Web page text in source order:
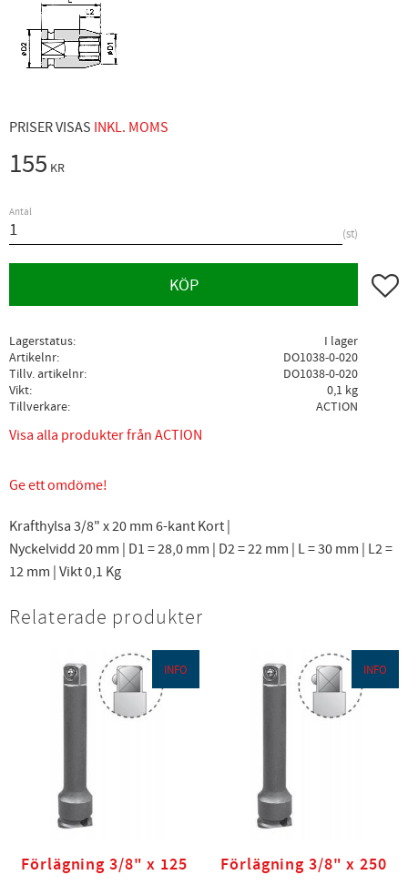
PRISER VISAS INKL. MOMS
155 KR
Antal
st
KÖP Lägg
Lagerstatus
I lager
Artikelnr
DO1038-0-020
Tillv. artikelnr
DO1038-0-020
Vikt
0,1 kg
Tillverkare
ACTION
Visa alla produkter från ACTION
Ge ett omdöme!
Krafthylsa 3/8" x 20 mm 6-kant Kort |
Nyckelvidd 20 mm | D1 = 28,0 mm | D2 = 22 mm | L = 30 mm | L2 =
12 mm | Vikt 0,1 Kg
Relaterade produkter
Förlägning 3/8" x 125
INFO
Förlägning 3/8" x 250
INFO